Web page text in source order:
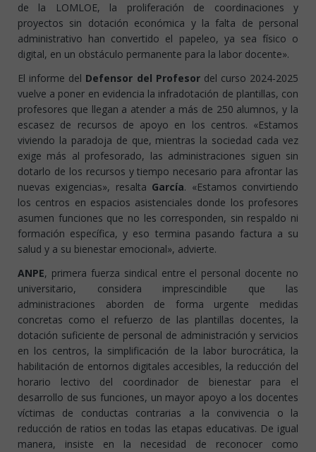
de la LOMLOE, la proliferación de coordinaciones y
proyectos sin dotación económica y la falta de personal
administrativo han convertido el papeleo, ya sea físico o
digital, en un obstáculo permanente para la labor docente».
El informe del Defensor del Profesordel curso 2024-2025
vuelve a poner en evidencia la infradotación de plantillas, con
profesores que llegan a atender a más de 250 alumnos, y la
escasez de recursos de apoyo en los centros. «Estamos
viviendo la paradoja de que, mientras la sociedad cada vez
exige más al profesorado, las administraciones siguen sin
dotarlo de los recursos y tiempo necesario para afrontar las
nuevas exigencias», resalta García. «Estamos convirtiendo
los centros en espacios asistenciales donde los profesores
asumen funciones que no les corresponden, sin respaldo ni
formación específica, y eso termina pasando factura a su
salud y a su bienestar emocional», advierte.
ANPE, primera fuerza sindical entre el personal docente no
universitario, considera imprescindible que las
administraciones aborden de forma urgente medidas
concretas como el refuerzo de las plantillas docentes, la
dotación suficiente de personal de administración y servicios
en los centros, la simplificación de la labor burocrática, la
habilitación de entornos digitales accesibles, la reducción del
horario lectivo del coordinador de bienestar para el
desarrollo de sus funciones, un mayor apoyo a los docentes
víctimas de conductas contrarias a la convivencia o la
reducción de ratios en todas las etapas educativas. De igual
manera, insiste en la necesidad de reconocer como